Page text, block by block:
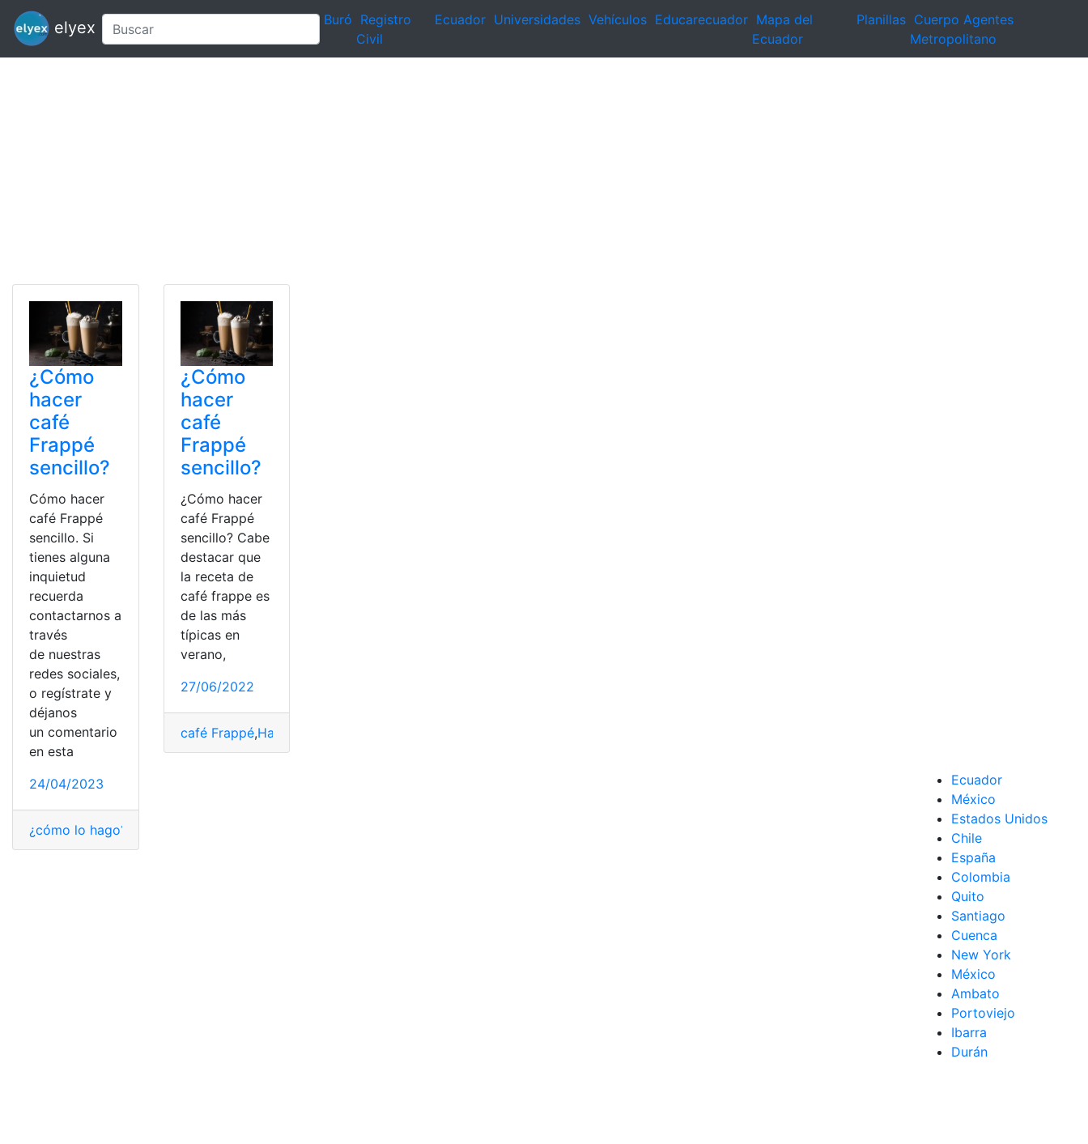
elyex Buró Registro
Civil
Ecuador Universidades Vehículos Educarecuador Mapa del
Ecuador
Planillas Cuerpo Agentes
Metropolitano
¿Cómo
hacer
café
Frappé
sencillo?
Cómo hacer
café Frappé
sencillo. Si
tienes alguna
inquietud
recuerda
contactarnos a
través
de nuestras
redes sociales,
o regístrate y
déjanos
un comentario
en esta
24/04/2023
¿cómo lo hago?
¿Cómo
hacer
café
Frappé
sencillo?
¿Cómo hacer
café Frappé
sencillo? Cabe
destacar que
la receta de
café frappe es
de las más
típicas en
verano,
27/06/2022
café Frappé,Hacer
Ecuador
México
Estados Unidos
Chile
España
Colombia
Quito
Santiago
Cuenca
New York
México
Ambato
Portoviejo
Ibarra
Durán